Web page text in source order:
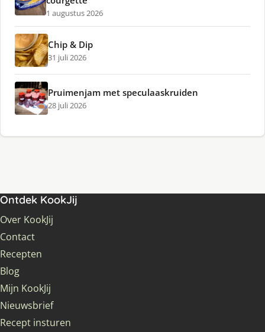
1 augustus 2026
Chip & Dip
31 juli 2026
Pruimenjam met speculaaskruiden
28 juli 2026
Ontdek KookJij
Over KookJij
Contact
Recepten
Blog
Mijn KookJij
Nieuwsbrief
Recept insturen